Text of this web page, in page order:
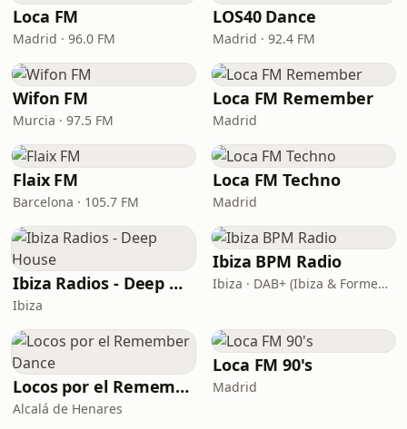
Loca FM
Madrid · 96.0 FM
LOS40 Dance
Madrid · 92.4 FM
Wifon FM
Murcia · 97.5 FM
Loca FM Remember
Madrid
Flaix FM
Barcelona · 105.7 FM
Loca FM Techno
Madrid
Ibiza Radios - Deep House
Ibiza
Ibiza BPM Radio
Ibiza · DAB+ (Ibiza & Formentera, Madrid, Barcelona)
Locos por el Remember Dance
Alcalá de Henares
Loca FM 90's
Madrid